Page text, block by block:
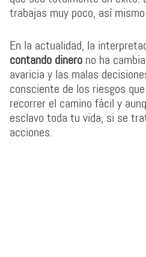
trabajas muy poco, así
En la actualidad, la
contando dinero no ha
avaricia y las malas
consciente de los riesgos
recorrer el camino fácil y
esclavo toda tu vida, si se
acciones.